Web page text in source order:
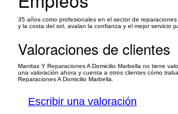
35 años como profesionales en el sector de
y la costa del sol, avalan la confianza y el mejor servicio
Valoraciones de clientes
Manitas Y Reparaciones A Domicilio Marbella no tiene
una valoración ahora y cuenta a otros clientes cómo
Reparaciones A Domicilio Marbella.
Escribir una valoración